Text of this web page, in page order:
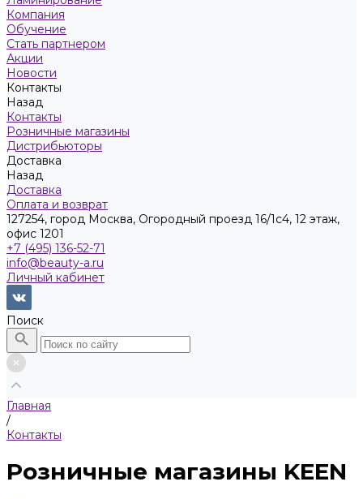
Компания
Обучение
Стать партнером
Акции
Новости
Контакты
Назад
Контакты
Розничные магазины
Дистрибьюторы
Доставка
Назад
Доставка
Оплата и возврат
127254, город Москва, Огородный проезд 16/1с4, 12 этаж,
офис 1201
+7 (495) 136-52-71
info@beauty-a.ru
Личный кабинет
Поиск
Главная
/
Контакты
Розничные магазины KEEN